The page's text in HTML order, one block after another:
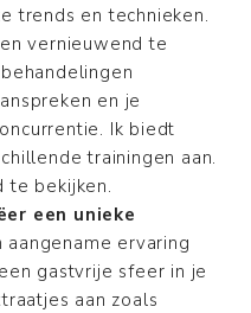
trends en technieken.
vernieuwend te
en je
Ik biedt
trainingen aan.
te bekijken.
een unieke
ervaring
gastvrije sfeer in je
aan zoals